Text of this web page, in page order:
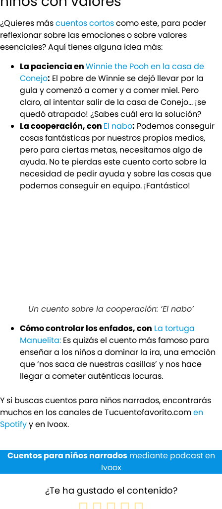
¿Quieres máscuentos cortoscomo este, para poder
reflexionar sobre las emociones o sobre valores
esenciales? Aquí tienes alguna idea más:
La paciencia enWinnie the Pooh en la casa de
Conejo: El pobre de Winnie se dejó llevar por la
gula y comenzó a comer y a comer miel. Pero
claro, al intentar salir de la casa de Conejo… ¡se
quedó atrapado! ¿Sabes cuál era la solución?
La cooperación, con El nabo: Podemos conseguir
cosas fantásticas por nuestros propios medios,
pero para ciertas metas, necesitamos algo de
ayuda. No te pierdas este cuento corto sobre la
necesidad de pedir ayuda y sobre las cosas que
podemos conseguir en equipo. ¡Fantástico!
Un cuento sobre la cooperación: ‘El nabo’
Cómo controlar los enfados, con La tortuga
Manuelita: Es quizás el cuento más famoso para
enseñar a los niños a dominar la ira, una emoción
que ‘nos saca de nuestras casillas’ y nos hace
llegar a cometer auténticas locuras.
Y si buscas cuentos para niños narrados, encontrarás
muchos en los canales de Tucuentofavorito.comen
Spotifyy en Ivoox.
Cuentos para niños narradosmediante podcast en
Ivoox
¿Te ha gustado el contenido?